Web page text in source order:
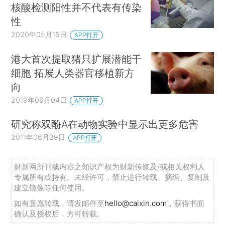
核酸检测阳性并不代表有传染
性
2020年05月15日 APP打开
港大首次提取猪只扩展潜能干
细胞 拓展人类器官移植新方
向
2019年06月04日 APP打开
研究称双酚A在动物实验中显示出更多危害
2011年06月29日 APP打开
财新网所刊载内容之知识产权为财新传媒及/或相关权利人
专属所有或持有。未经许可，禁止进行转载、摘编、复制及
建立镜像等任何使用。
如有意愿转载，请发邮件至hello@caixin.com ，获得书面
确认及授权后，方可转载。